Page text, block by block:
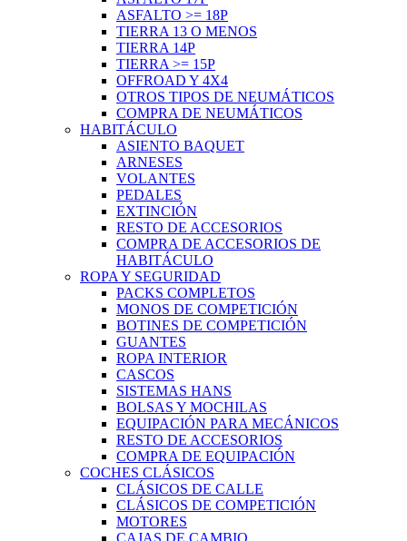
ASFALTO >= 18P
TIERRA 13 O MENOS
TIERRA 14P
TIERRA >= 15P
OFFROAD Y 4X4
OTROS TIPOS DE NEUMÁTICOS
COMPRA DE NEUMÁTICOS
HABITÁCULO
ASIENTO BAQUET
ARNESES
VOLANTES
PEDALES
EXTINCIÓN
RESTO DE ACCESORIOS
COMPRA DE ACCESORIOS DE
HABITÁCULO
ROPA Y SEGURIDAD
PACKS COMPLETOS
MONOS DE COMPETICIÓN
BOTINES DE COMPETICIÓN
GUANTES
ROPA INTERIOR
CASCOS
SISTEMAS HANS
BOLSAS Y MOCHILAS
EQUIPACIÓN PARA MECÁNICOS
RESTO DE ACCESORIOS
COMPRA DE EQUIPACIÓN
COCHES CLÁSICOS
CLÁSICOS DE CALLE
CLÁSICOS DE COMPETICIÓN
MOTORES
CAJAS DE CAMBIO